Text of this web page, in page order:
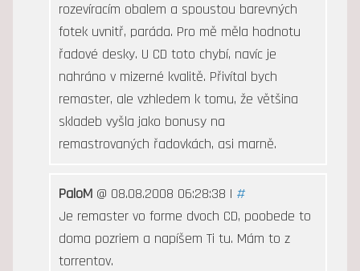
rozevíracím obalem a spoustou barevných
fotek uvnitř, paráda. Pro mě měla hodnotu
řadové desky. U CD toto chybí, navíc je
nahráno v mizerné kvalitě. Přivítal bych
remaster, ale vzhledem k tomu, že většina
skladeb vyšla jako bonusy na
remastrovaných řadovkách, asi marně.
PaloM@ 08.08.2008 06:28:38 | #
Je remaster vo forme dvoch CD, poobede to
doma pozriem a napíšem Ti tu. Mám to z
torrentov.